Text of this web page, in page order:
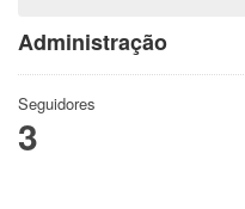
Administração
Seguidores
3